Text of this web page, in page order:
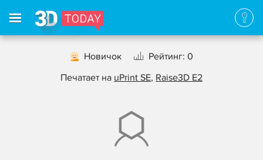
Новичок
Рейтинг: 0
Печатает на uPrint SE, Raise3D E2